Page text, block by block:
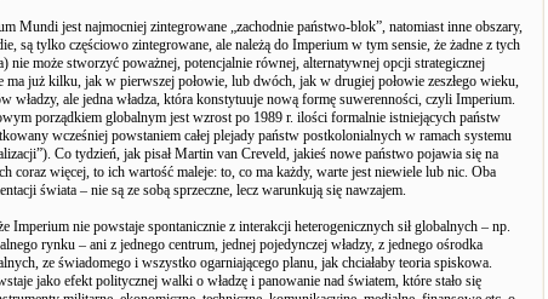
Mundi jest najmocniej zintegrowane „zachodnie państwo-blok”, natomiast inne obszary,
są tylko częściowo zintegrowane, ale należą do Imperium w tym sensie, że żadne z tych
nie może stworzyć poważnej, potencjalnie równej, alternatywnej opcji strategicznej
już kilku, jak w pierwszej połowie, lub dwóch, jak w drugiej połowie zeszłego wieku,
władzy, ale jedna władza, która konstytuuje nową formę suwerenności, czyli Imperium.
porządkiem globalnym jest wzrost po 1989 r. ilości formalnie istniejących państw
wcześniej powstaniem całej plejady państw postkolonialnych w ramach systemu
Co tydzień, jak pisał Martin van Creveld, jakieś nowe państwo pojawia się na
coraz więcej, to ich wartość maleje: to, co ma każdy, warte jest niewiele lub nic. Oba
świata – nie są ze sobą sprzeczne, lecz warunkują się nawzajem.
Imperium nie powstaje spontanicznie z interakcji heterogenicznych sił globalnych – np.
rynku – ani z jednego centrum, jednej pojedynczej władzy, z jednego ośrodka
ze świadomego i wszystko ogarniającego planu, jak chciałaby teoria spiskowa.
jako efekt politycznej walki o władzę i panowanie nad światem, które stało się